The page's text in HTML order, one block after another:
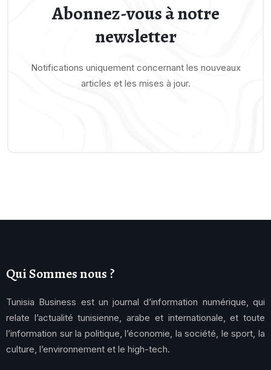
Abonnez-vous à notre
newsletter
Notifications uniquement concernant les nouveaux
articles et les mises à jour.
Qui Sommes nous ?
Tunisia Business est un journal d’information numérique, qui
relate l’actualité tunisienne, arabe et internationale, et toute
l’information sur la politique, l’économie, la société, le sport, la
culture, l’environnement et le high-tech.